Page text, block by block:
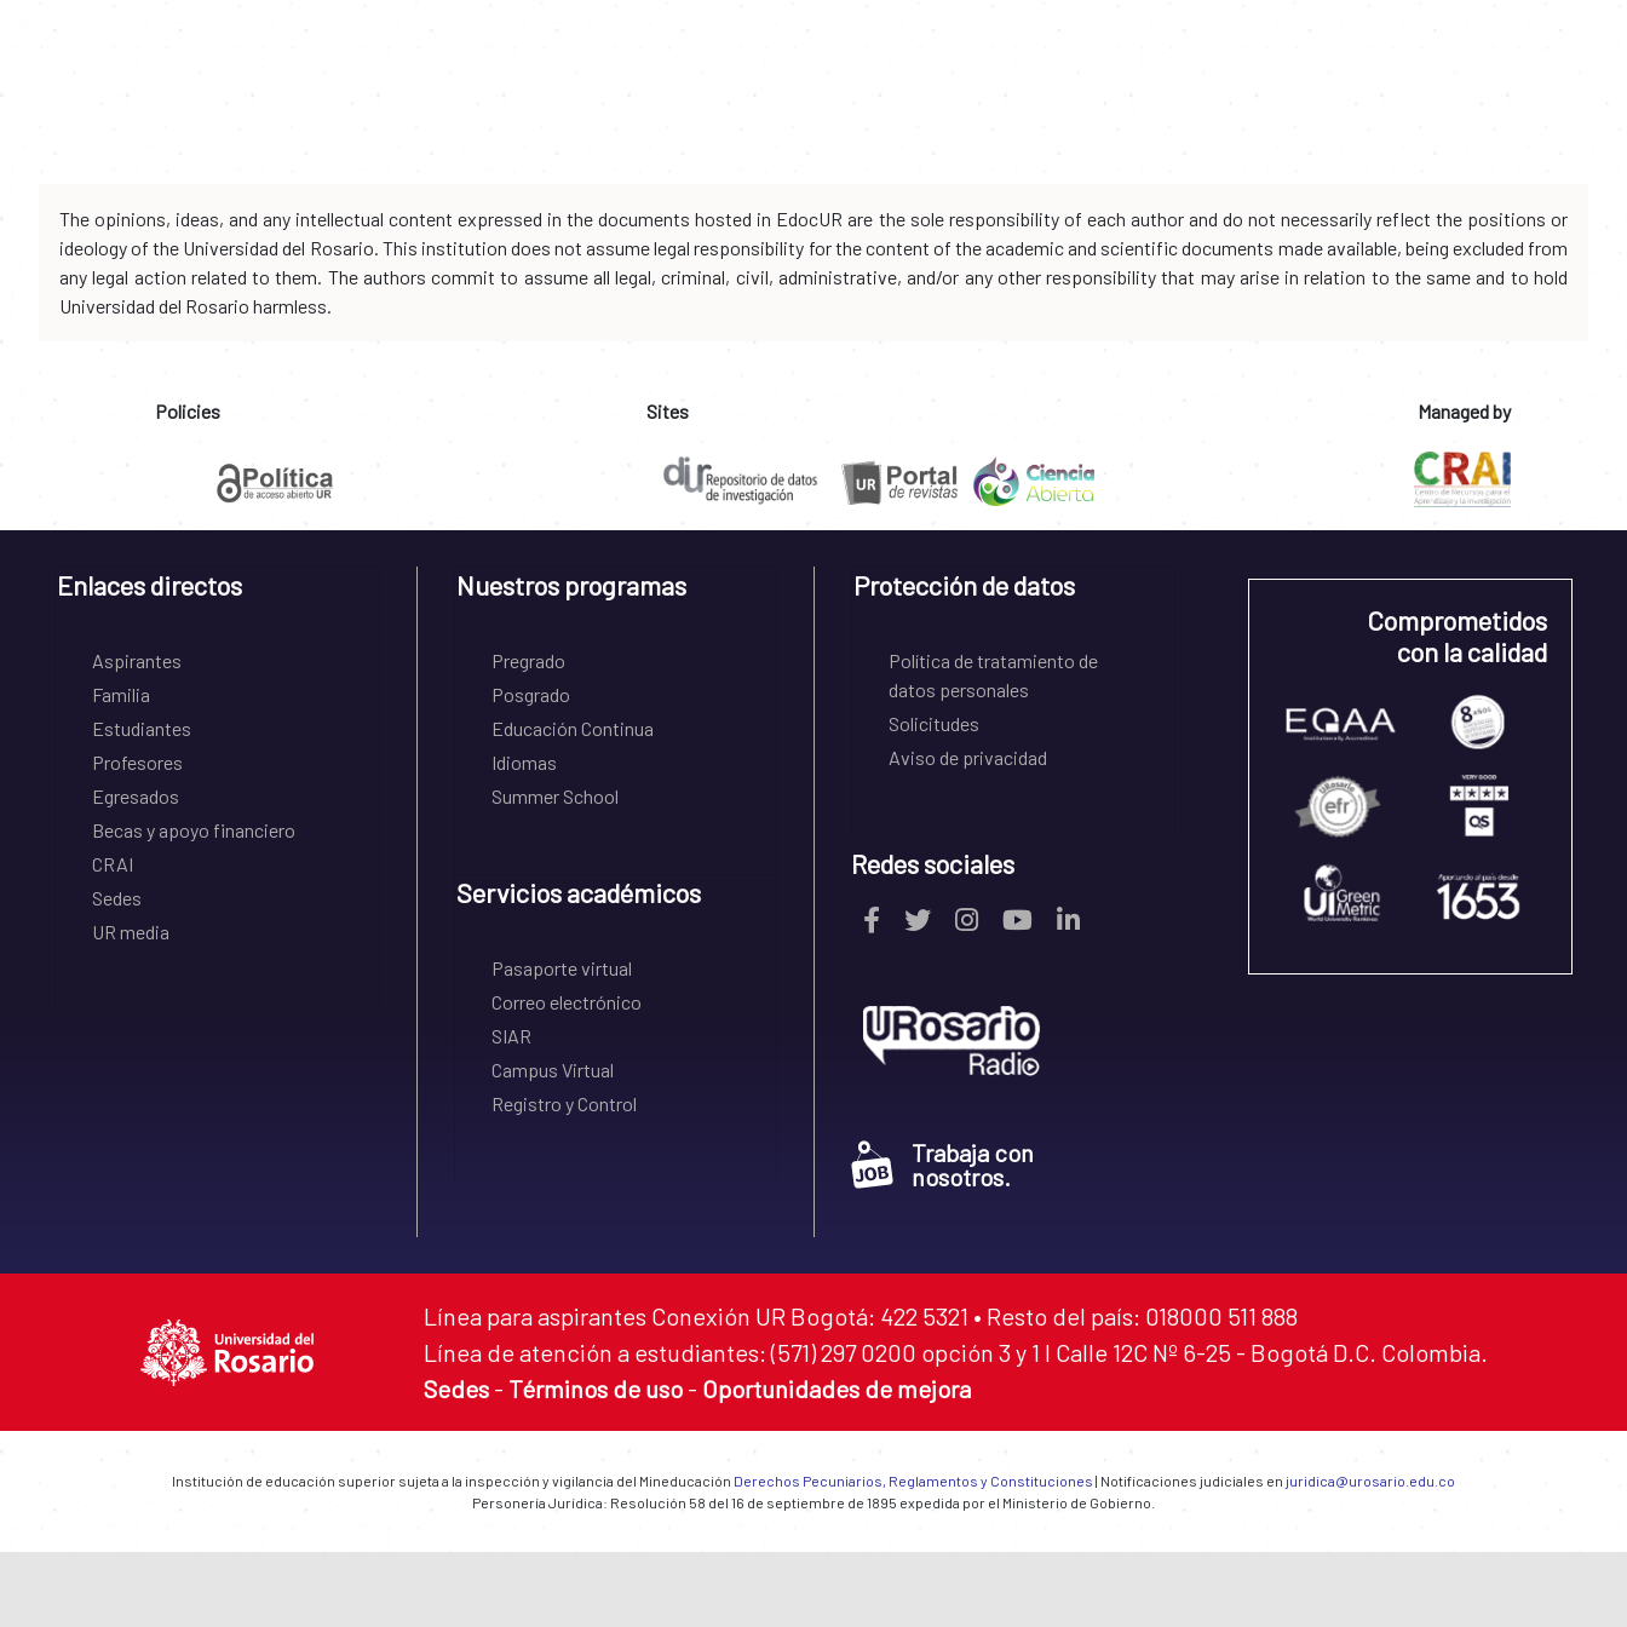
The opinions, ideas, and any intellectual content expressed in the documents hosted in EdocUR are the sole responsibility of each author and do not necessarily reflect the positions or
ideology of the Universidad del Rosario. This institution does not assume legal responsibility for the content of the academic and scientific documents made available, being excluded from
any legal action related to them. The authors commit to assume all legal, criminal, civil, administrative, and/or any other responsibility that may arise in relation to the same and to hold
Universidad del Rosario harmless.
Policies Sites Managed by
Enlaces directos
Aspirantes
Familia
Estudiantes
Profesores
Egresados
Becas y apoyo financiero
CRAI
Sedes
UR media
Nuestros programas
Pregrado
Posgrado
Educación Continua
Idiomas
Summer School
Servicios académicos
Pasaporte virtual
Correo electrónico
SIAR
Campus Virtual
Registro y Control
Protección de datos
Política de tratamiento de
datos personales
Solicitudes
Aviso de privacidad
Redes sociales
Trabaja con
nosotros.
Comprometidos
con la calidad
Línea para aspirantes Conexión UR Bogotá: 422 5321 • Resto del país: 018000 511 888
Línea de atención a estudiantes: (571) 297 0200 opción 3 y 1 I Calle 12C Nº 6-25 - Bogotá D.C. Colombia.
Sedes - Términos de uso - Oportunidades de mejora
Institución de educación superior sujeta a la inspección y vigilancia del Mineducación Derechos Pecuniarios, Reglamentos y Constituciones | Notificaciones judiciales en juridica@urosario.edu.co
Personería Jurídica: Resolución 58 del 16 de septiembre de 1895 expedida por el Ministerio de Gobierno.